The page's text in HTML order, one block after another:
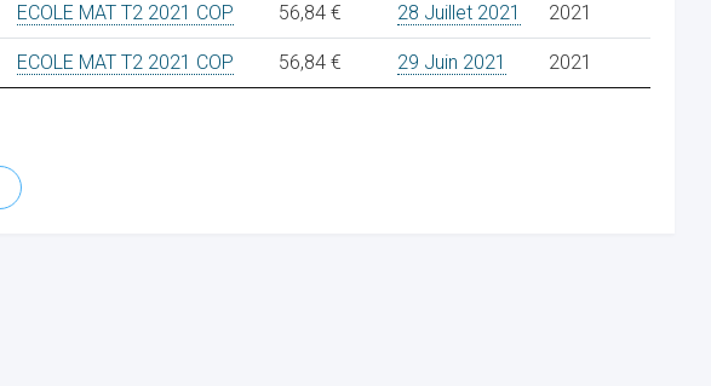
ECOLE MAT T2 2021 COP 56,84 € 28 Juillet 2021 2021
ECOLE MAT T2 2021 COP 56,84 € 29 Juin 2021 2021